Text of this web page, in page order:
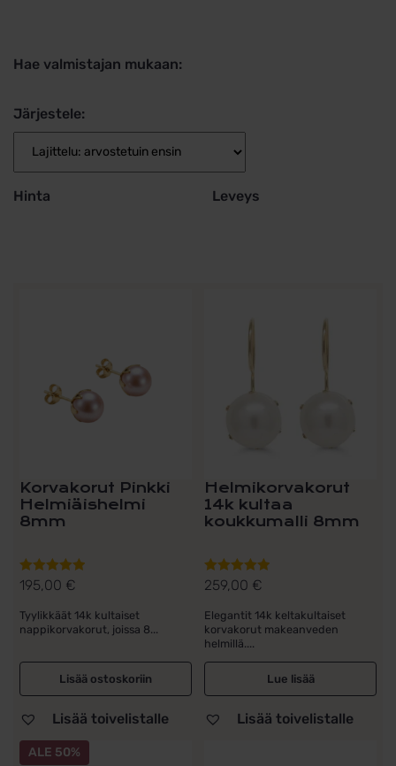
Hae valmistajan mukaan:
Järjestele:
Hinta Leveys
Korvakorut Pinkki
Helmiäishelmi
8mm
Arvostelu
5.00/ 5
195,00 €
Tyylikkäät 14k kultaiset
nappikorvakorut, joissa 8...
Lisää ostoskoriin
Lisää toivelistalle
Helmikorvakorut
14k kultaa
koukkumalli 8mm
Arvostelu
5.00/ 5
259,00 €
Elegantit 14k keltakultaiset
korvakorut makeanveden
helmillä....
Lue lisää
Lisää toivelistalle
ALE 50%